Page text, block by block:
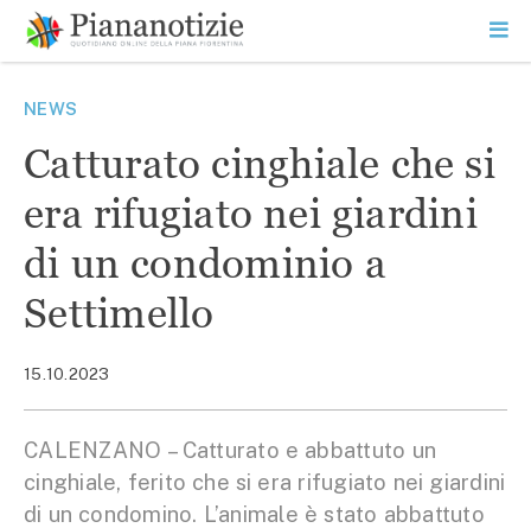
contenuto
SEARCH
NEWS
Catturato cinghiale che si
era rifugiato nei giardini
di un condominio a
Settimello
15.10.2023
CALENZANO – Catturato e abbattuto un
cinghiale, ferito che si era rifugiato nei giardini
di un condomino. L’animale è stato abbattuto